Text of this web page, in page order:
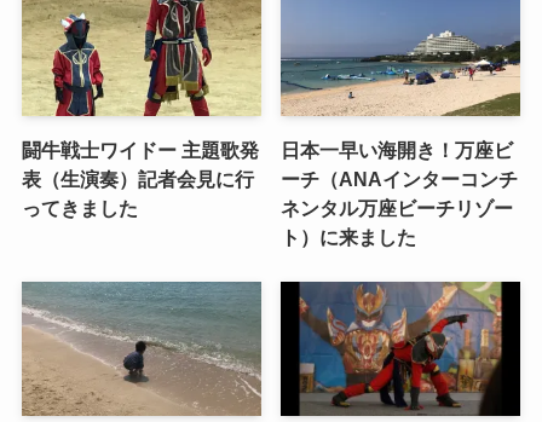
闘牛戦士ワイドー 主題歌発
表（生演奏）記者会見に行
ってきました
日本一早い海開き！万座ビ
ーチ（ANAインターコンチ
ネンタル万座ビーチリゾー
ト）に来ました